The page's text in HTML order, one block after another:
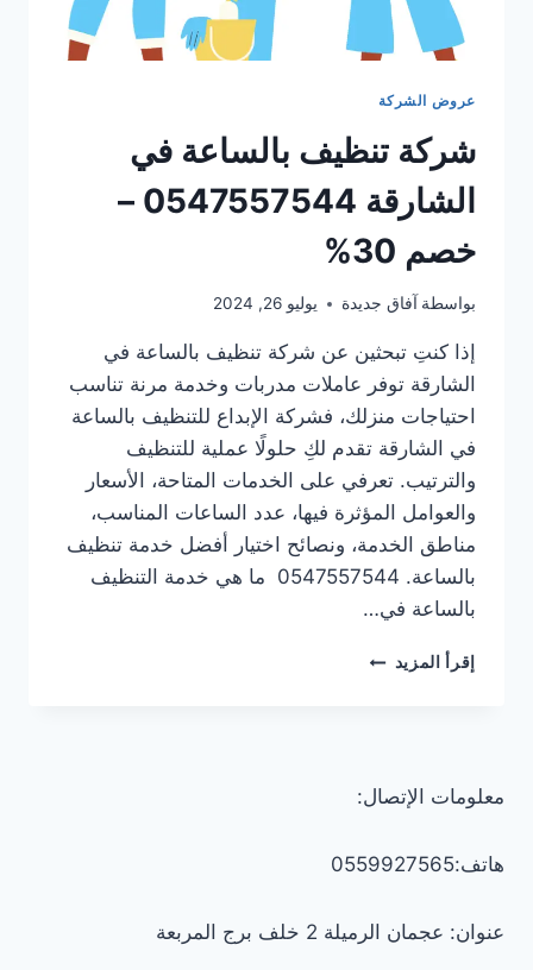
عروض الشركة
شركة تنظيف بالساعة في
الشارقة 0547557544 –
خصم 30%
بواسطة آفاق جديدة يوليو 26, 2024
إذا كنتِ تبحثين عن شركة تنظيف بالساعة في
الشارقة توفر عاملات مدربات وخدمة مرنة تناسب
احتياجات منزلك، فشركة الإبداع للتنظيف بالساعة
في الشارقة تقدم لكِ حلولًا عملية للتنظيف
والترتيب. تعرفي على الخدمات المتاحة، الأسعار
والعوامل المؤثرة فيها، عدد الساعات المناسب،
مناطق الخدمة، ونصائح اختيار أفضل خدمة تنظيف
بالساعة. 0547557544 ما هي خدمة التنظيف
بالساعة في…
إقرأ المزيد شركة
–
30%
معلومات الإتصال:
هاتف:0559927565
عنوان: عجمان الرميلة 2 خلف برج المربعة